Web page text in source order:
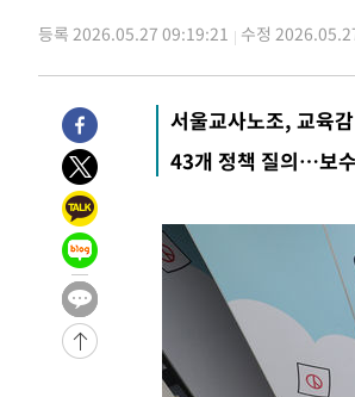
1시간 전 >[속보]코스피, 301.88포인트
1시간 전 >[속보]원·달러 환율, 0.7원 내린
2시간 전 >
"여기 떨어졌다"…다누리, 스페이
3시간 전 >
손흥민, 5경기 연속골 실패…LAFC
5시간 전 >
내일까지 39도 '펄펄'…기상청 "
-18933초 전 >
-18369초 전 >
[속보] 뉴욕증시, 혼조 출
-17162초 전 >
축구협회, 15년 전 심판 성
-15847초 전 >
경찰, '홍명보는 2순위' 결론
-1443초 전 >
[속보]합참 "北 발사체는 단거
日방위성, 北이 동해로 쏜 발사
등록 2026.05.27 09:19:21 수정
서울교사노조, 교육
43개 정책 질의…보